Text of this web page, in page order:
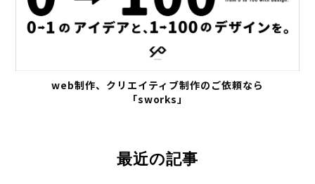
web制作、クリエイティブ制作のご依頼なら
「sworks」
最近の記事